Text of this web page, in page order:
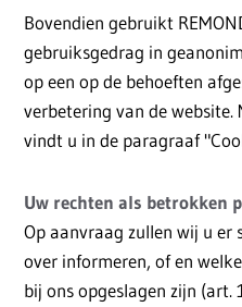
Bovendien gebruikt
gebruiksgedrag in
op een op de behoeften
verbetering van de
vindt u in de paragraaf
Uw rechten als betrokken
Op aanvraag zullen wij u
over informeren, of en
bij ons opgeslagen zijn (art.